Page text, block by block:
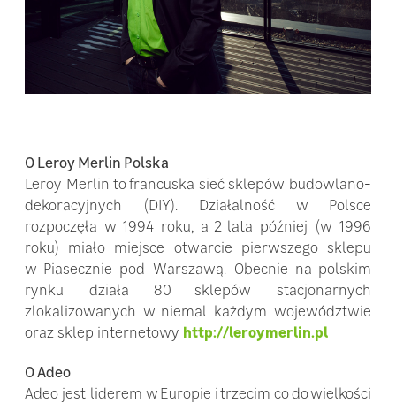
O Leroy Merlin Polska
Leroy Merlin to francuska sieć sklepów budowlano-
dekoracyjnych (DIY). Działalność w Polsce
rozpoczęła w 1994 roku, a 2 lata później (w 1996
roku) miało miejsce otwarcie pierwszego sklepu
w Piasecznie pod Warszawą. Obecnie na polskim
rynku działa 80 sklepów stacjonarnych
zlokalizowanych w niemal każdym województwie
oraz sklep internetowy http://leroymerlin.pl
O Adeo
Adeo jest liderem w Europie i trzecim co do wielkości